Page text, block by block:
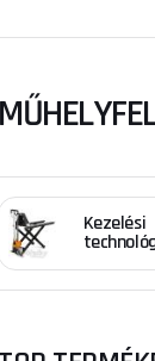
Kezelési